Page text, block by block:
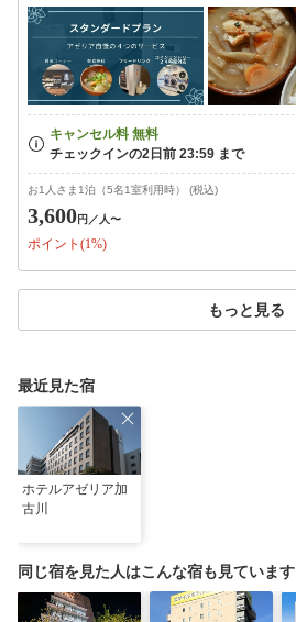
お1人さま1泊（5名1室利用時） (税込)
3,600円 ／人〜
ポイント(1%)
もっと見る
最近見た宿
ホテルアゼリア加
古川
同じ宿を見た人はこんな宿も見ています